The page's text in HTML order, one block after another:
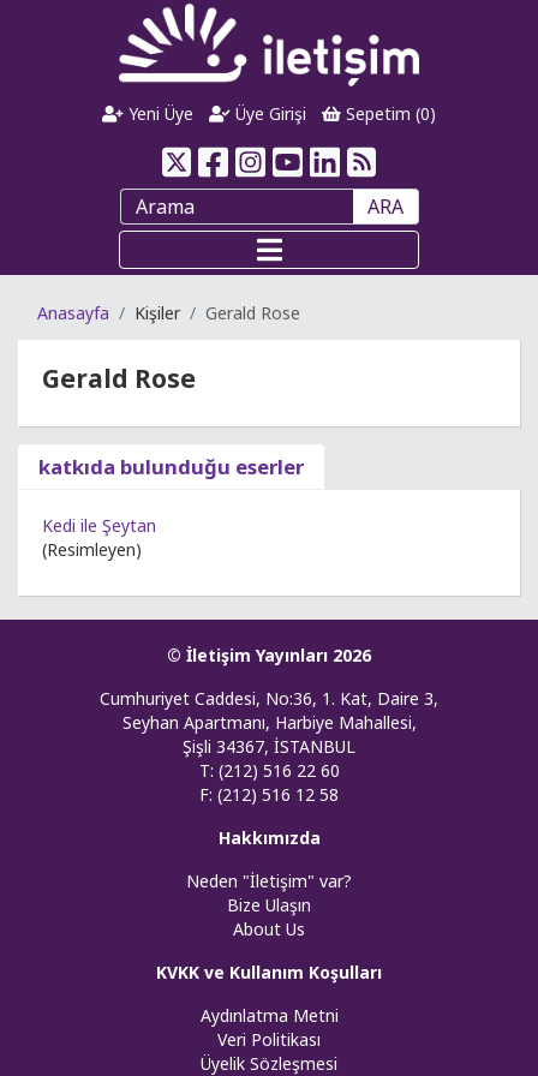
Yeni Üye Üye Girişi Sepetim (0)
ARA
Anasayfa Kişiler Gerald Rose
Gerald Rose
katkıda bulunduğu eserler
Kedi ile Şeytan
(Resimleyen)
© İletişim Yayınları 2026
Cumhuriyet Caddesi, No:36, 1. Kat, Daire 3,
Seyhan Apartmanı, Harbiye Mahallesi,
Şişli 34367, İSTANBUL
T: (212) 516 22 60
F: (212) 516 12 58
Hakkımızda
Neden "İletişim" var?
Bize Ulaşın
About Us
KVKK ve Kullanım Koşulları
Aydınlatma Metni
Veri Politikası
Üyelik Sözleşmesi